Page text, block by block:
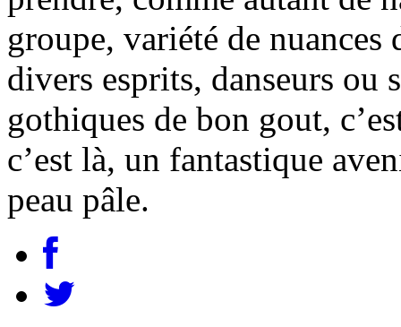
groupe, variété de
divers esprits, danseurs ou
gothiques de bon gout,
c’est là, un fantastique
peau pâle.